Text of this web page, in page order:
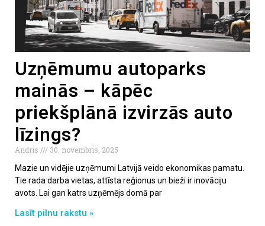
Uzņēmumu autoparks
mainās – kāpēc
priekšplānā izvirzās auto
līzings?
Andris
30. novembris, 2025
Mazie un vidējie uzņēmumi Latvijā veido ekonomikas pamatu.
Tie rada darba vietas, attīsta reģionus un bieži ir inovāciju
avots. Lai gan katrs uzņēmējs domā par
Lasīt pilnu rakstu »